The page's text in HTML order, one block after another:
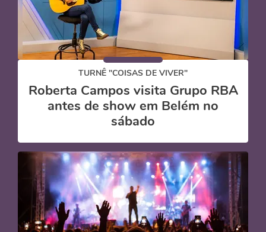
TURNÊ "COISAS DE VIVER"
Roberta Campos visita Grupo RBA
antes de show em Belém no
sábado